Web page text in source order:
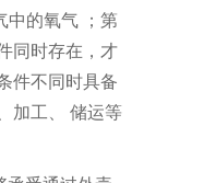
中的氧气
；第
同时存在，才
件不同时具备
加工、
储运等